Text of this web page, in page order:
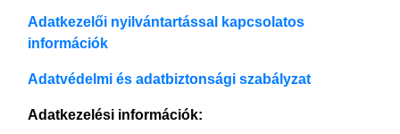
Adatkezelői nyilvántartással kapcsolatos
információk
Adatvédelmi és adatbiztonsági szabályzat
Adatkezelési információk: